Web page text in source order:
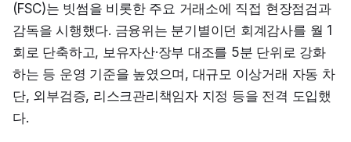
(FSC)는 빗썸을 비롯한 주요 거래소에 직접 현장점검과
감독을 시행했다. 금융위는 분기별이던 회계감사를 월 1
회로 단축하고, 보유자산·장부 대조를 5분 단위로 강화
하는 등 운영 기준을 높였으며, 대규모 이상거래 자동 차
단, 외부검증, 리스크관리책임자 지정 등을 전격 도입했
다.